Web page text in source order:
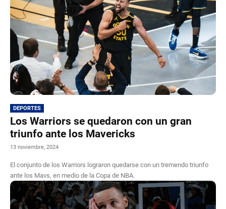
DEPORTES
Los Warriors se quedaron con un gran
triunfo ante los Mavericks
13 noviembre, 2024
El conjunto de los Warriors lograron quedarse con un tremendo triunfo
ante los Mavs, en medio de la Copa de NBA.